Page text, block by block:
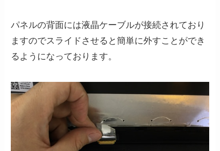
パネルの背面には液晶ケーブルが接続されており
ますのでスライドさせると簡単に外すことができ
るようになっております。